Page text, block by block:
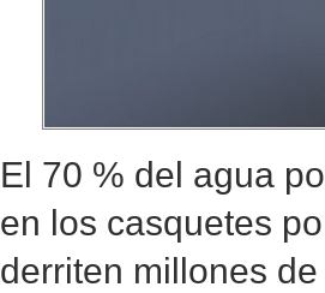
El 70 % del agua
en los casquetes
derriten millones